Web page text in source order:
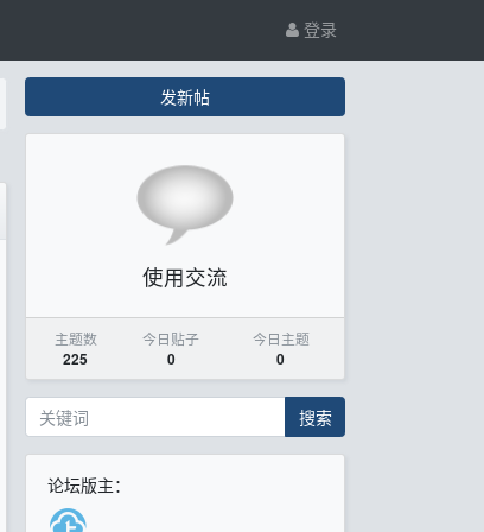
登录
发新帖
使用交流
主题数
225
今日贴子
0
今日主题
0
搜索
论坛版主：